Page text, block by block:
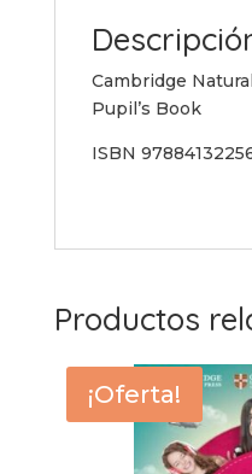
Cambridge
Pupil’s Book
ISBN
Productos
¡Oferta!